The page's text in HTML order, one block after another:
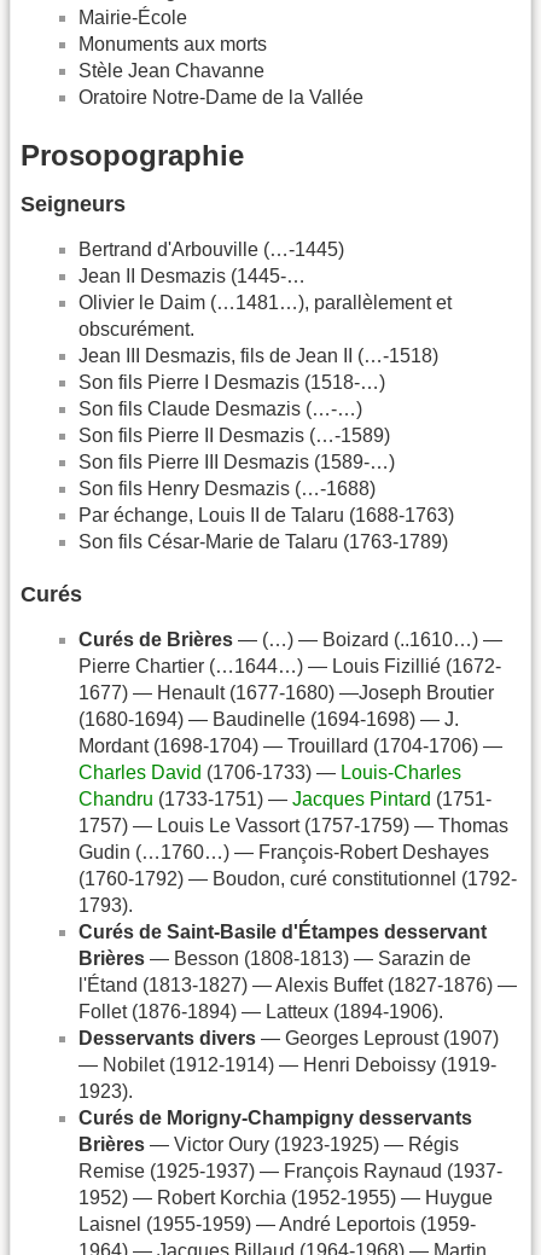
Mairie-École
Monuments aux morts
Stèle Jean Chavanne
Oratoire Notre-Dame de la Vallée
Prosopographie
Seigneurs
Bertrand d'Arbouville (…-1445)
Jean II Desmazis (1445-…
Olivier le Daim (…1481…), parallèlement et
obscurément.
Jean III Desmazis, fils de Jean II (…-1518)
Son fils Pierre I Desmazis (1518-…)
Son fils Claude Desmazis (…-…)
Son fils Pierre II Desmazis (…-1589)
Son fils Pierre III Desmazis (1589-…)
Son fils Henry Desmazis (…-1688)
Par échange, Louis II de Talaru (1688-1763)
Son fils César-Marie de Talaru (1763-1789)
Curés
Curés de Brières — (…) — Boizard (..1610…) —
Pierre Chartier (…1644…) — Louis Fizillié (1672-
1677) — Henault (1677-1680) —Joseph Broutier
(1680-1694) — Baudinelle (1694-1698) — J.
Mordant (1698-1704) — Trouillard (1704-1706) —
Charles David (1706-1733) — Louis-Charles
Chandru (1733-1751) — Jacques Pintard (1751-
1757) — Louis Le Vassort (1757-1759) — Thomas
Gudin (…1760…) — François-Robert Deshayes
(1760-1792) — Boudon, curé constitutionnel (1792-
1793).
Curés de Saint-Basile d'Étampes desservant
Brières — Besson (1808-1813) — Sarazin de
l'Étand (1813-1827) — Alexis Buffet (1827-1876) —
Follet (1876-1894) — Latteux (1894-1906).
Desservants divers — Georges Leproust (1907)
— Nobilet (1912-1914) — Henri Deboissy (1919-
1923).
Curés de Morigny-Champigny desservants
Brières — Victor Oury (1923-1925) — Régis
Remise (1925-1937) — François Raynaud (1937-
1952) — Robert Korchia (1952-1955) — Huygue
Laisnel (1955-1959) — André Leportois (1959-